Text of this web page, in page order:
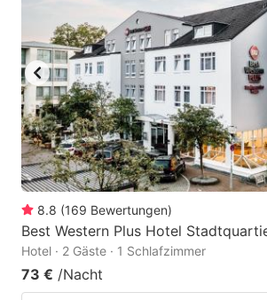
get
the
keyboard
shortcuts
for
changing
dates.
to
get
the
for
8.8 (169 Bewertungen)
Best Western Plus Hotel
Hotel · 2 Gäste · 1 Schlafzimmer
73 € /Nacht